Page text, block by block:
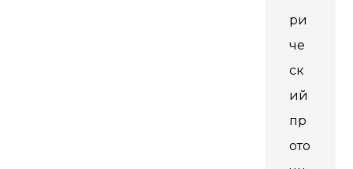
ри
че
ск
ий
пр
ото